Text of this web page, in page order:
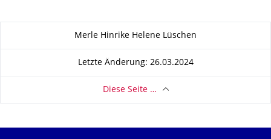
Zu dieser SeiteMerle Hinrike Helene Lüschen
Letzte Änderung: 26.03.2024
Diese Seite …